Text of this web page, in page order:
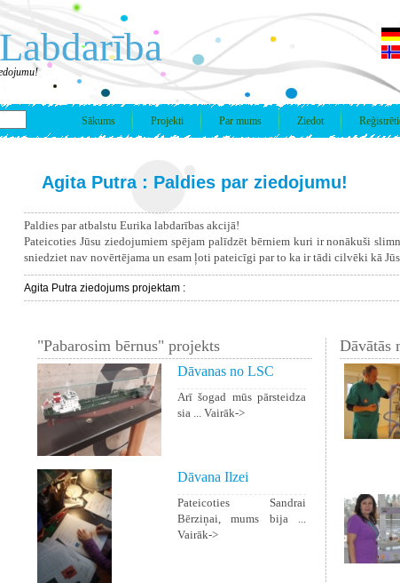
Sākums Projekti Par mums Ziedot
Agita Putra : Paldies par ziedojumu!
Paldies par atbalstu Eurika labdarības akcijā!
Pateicoties Jūsu ziedojumiem spējam palīdzēt bērniem kuri ir nonākuši
sniedziet nav novērtējama un esam ļoti pateicīgi par to ka ir tādi cilvēki kā
Agita Putra ziedojums projektam :
"Pabarosim bērnus" projekts
Dāvanas no LSC
Arī šogad mūs pārsteidza
sia ... Vairāk->
Dāvana Ilzei
Pateicoties Sandrai
Bērziņai, mums bija ...
Vairāk->
Dāvātās